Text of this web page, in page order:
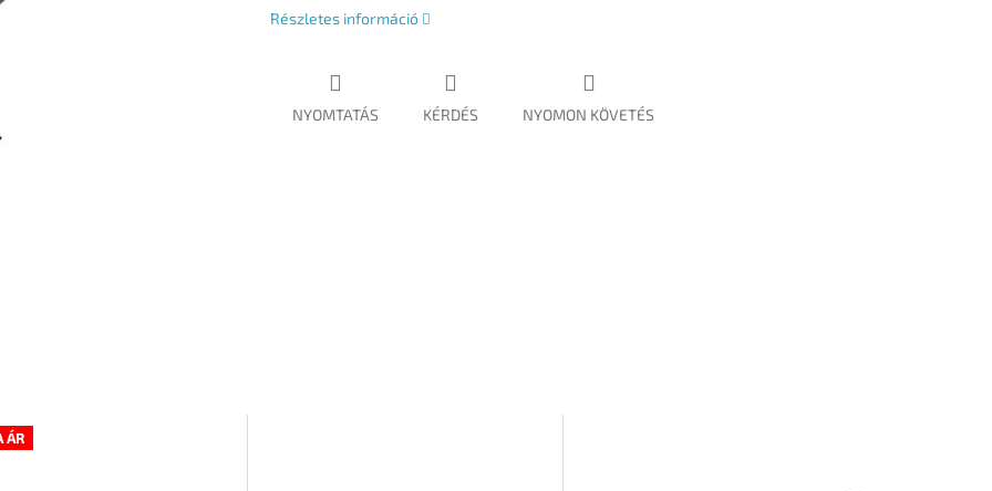
Részletes információ
NYOMTATÁS KÉRDÉS NYOMON KÖVETÉS
ÁR